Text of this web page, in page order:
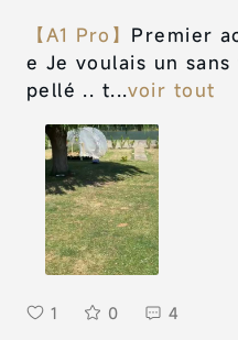
【A1 Pro】 Premier
e Je voulais un
pellé .. t...voir tout
1 0 4